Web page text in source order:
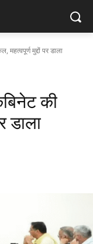
मुद्दों पर डाला
की
डाला